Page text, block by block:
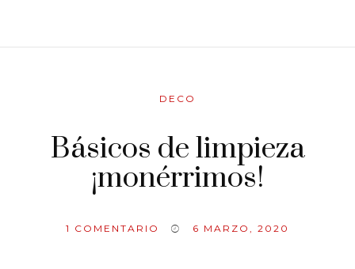
DECO
Básicos de limpieza
¡monérrimos!
1 COMENTARIO 6 MARZO, 2020